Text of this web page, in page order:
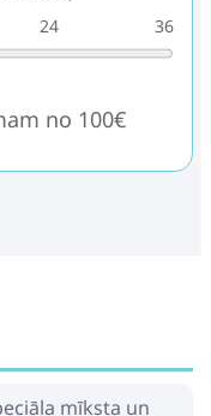
24 36
no 100€
mīksta un